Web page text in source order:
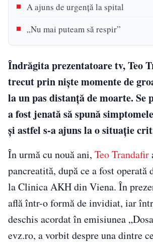
A ajuns de urgență la spital
„Nu mai puteam să respir”
Îndrăgita prezentatoare tv, Teo
trecut prin niște momente de
la un pas distanță de moarte. Se
a fost jenată să spună
și astfel s-a ajuns la o situație
În urmă cu nouă ani, Teo Trandafir
pancreatită, după ce a fost
la Clinica AKH din Viena. În
află într-o formă de invidiat, iar
deschis acordat în emisiunea
evz.ro, a vorbit despre una dintre